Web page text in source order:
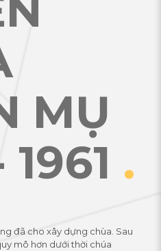
MỤ
.
đã cho xây dựng chùa. Sau
mô hơn dưới thời chúa